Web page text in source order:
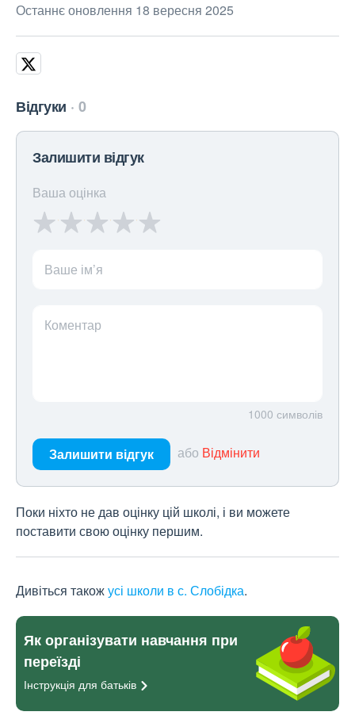
Останнє оновлення 18 вересня 2025
Відгуки 0
Залишити відгук
Ваша оцінка
Ваше ім’я
Коментар
1000 символів
Залишити відгук або Відмінити
Поки ніхто не дав оцінку цій школі, і ви можете
поставити свою оцінку першим.
Дивіться такожусі школи в с. Слобідка.
Як організувати навчання при
переїзді
Інструкція для батьків